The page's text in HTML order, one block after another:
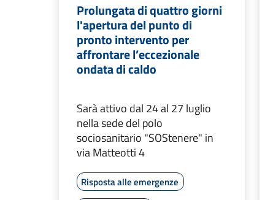
Prolungata di quattro giorni
l'apertura del punto di
pronto intervento per
affrontare l’eccezionale
ondata di caldo
Sarà attivo dal 24 al 27 luglio
nella sede del polo
sociosanitario "SOStenere" in
via Matteotti 4
Risposta alle emergenze